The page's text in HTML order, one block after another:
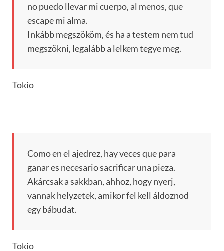
no puedo llevar mi cuerpo, al menos, que
escape mi alma.
Inkább megszököm, és ha a testem nem tud
megszökni, legalább a lelkem tegye meg.
Tokio
Como en el ajedrez, hay veces que para
ganar es necesario sacrificar una pieza.
Akárcsak a sakkban, ahhoz, hogy nyerj,
vannak helyzetek, amikor fel kell áldoznod
egy bábudat.
Tokio